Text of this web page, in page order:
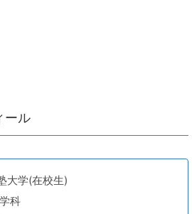
ール
大学(在校生)
科